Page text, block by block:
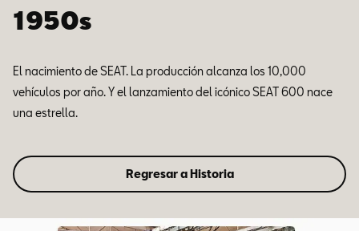
1950s
El nacimiento de SEAT. La producción alcanza los 10,000
vehículos por año. Y el lanzamiento del icónico SEAT 600 nace
una estrella.
Regresar a Historia